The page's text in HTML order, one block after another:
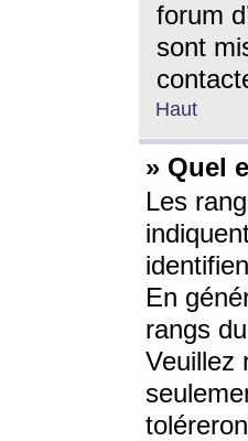
forum
sont
Haut
» Quel
Les
En
rangs
Veuillez